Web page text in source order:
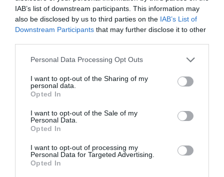
IAB’s list of downstream participants. This information may
also be disclosed by us to third parties on the IAB’s List of
Downstream Participants that may further disclose it to other
Please note that this website/app uses one or more Google
not limited to your visit or usage behaviour. You may click to
grant or deny consent to Google and its third-party tags to
use your data for below specified purposes in below Google
consent section.
Personal Data Processing Opt Outs
I want to opt-out of the Sharing of my
personal data.
Opted In
I want to opt-out of the Sale of my
Personal Data.
Opted In
I want to opt-out of processing my
Personal Data for Targeted Advertising.
Opted In
A pszichotikus anyák, az elkényeztetett hercegnő
mentalitású nők, és úgy általában a nők, képesek arra,
hogy bármilyen ok nélkül sírjanak. Ha te is ilyen vagy,
tudd meg, hogy a férfiak még a távoli körükben sem
szeretnének látni ilyen nőt. Egy férfi, akinek már volt
dolga egy ilyen nővel, mindent meg fog tenni annak
egy sírdogáló nővel.
7. Édesapádhoz kapcsolódó emocionális problémák
A férfiak elkerülik azt, hogy olyan nővel alakítsanak ki
párkapcsolatot, akinek az édesapjához kötött mindenféle
való félelem, a túlzott figyelemszükséglet vagy férfiakkal
szembeni bizalmatlanság.